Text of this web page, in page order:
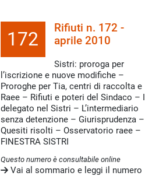
172
Rifiuti n. 172 -
aprile 2010
Sistri: proroga per
l’iscrizione e nuove modifiche –
Proroghe per Tia, centri di raccolta e
Raee – Rifiuti e poteri del Sindaco – Il
delegato nel Sistri – L’intermediario
senza detenzione – Giurisprudenza –
Quesiti risolti – Osservatorio raee –
FINESTRA SISTRI
Questo numero è consultabile online
Vai al sommario e leggi il numero